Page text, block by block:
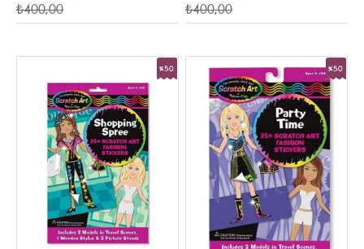
₺400,00 ₺400,00
%50 %50
Sale